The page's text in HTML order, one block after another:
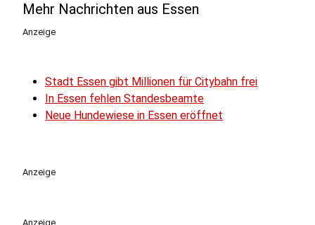
Mehr Nachrichten aus Essen
Anzeige
Stadt Essen gibt Millionen für Citybahn frei
In Essen fehlen Standesbeamte
Neue Hundewiese in Essen eröffnet
Anzeige
Anzeige